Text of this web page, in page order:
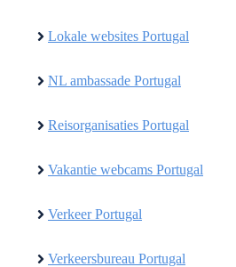
Lokale websites Portugal
NL ambassade Portugal
Reisorganisaties Portugal
Vakantie webcams Portugal
Verkeer Portugal
Verkeersbureau Portugal